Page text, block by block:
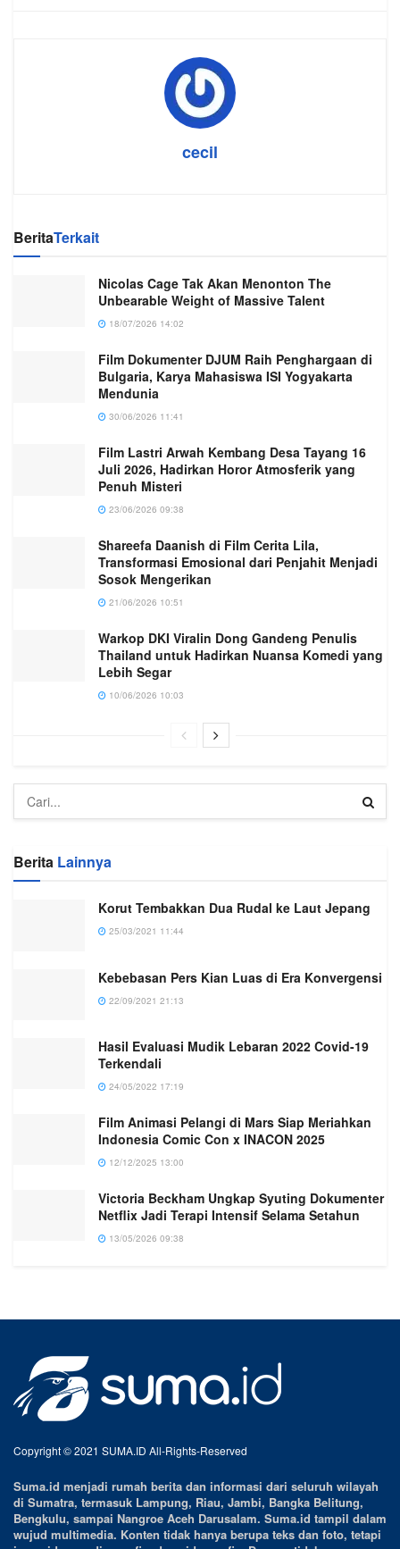
cecil
BeritaTerkait
Nicolas Cage Tak Akan Menonton The
Unbearable Weight of Massive Talent
18/07/2026 14:02
Film Dokumenter DJUM Raih Penghargaan di
Bulgaria, Karya Mahasiswa ISI Yogyakarta
Mendunia
30/06/2026 11:41
Film Lastri Arwah Kembang Desa Tayang 16
Juli 2026, Hadirkan Horor Atmosferik yang
Penuh Misteri
23/06/2026 09:38
Shareefa Daanish di Film Cerita Lila,
Transformasi Emosional dari Penjahit Menjadi
Sosok Mengerikan
21/06/2026 10:51
Warkop DKI Viralin Dong Gandeng Penulis
Thailand untuk Hadirkan Nuansa Komedi yang
Lebih Segar
10/06/2026 10:03
Berita Lainnya
Korut Tembakkan Dua Rudal ke Laut Jepang
25/03/2021 11:44
Kebebasan Pers Kian Luas di Era Konvergensi
22/09/2021 21:13
Hasil Evaluasi Mudik Lebaran 2022 Covid-19
Terkendali
24/05/2022 17:19
Film Animasi Pelangi di Mars Siap Meriahkan
Indonesia Comic Con x INACON 2025
12/12/2025 13:00
Victoria Beckham Ungkap Syuting Dokumenter
Netflix Jadi Terapi Intensif Selama Setahun
13/05/2026 09:38
Copyright © 2021 SUMA.ID All-Rights-Reserved
Suma.id menjadi rumah berita dan informasi dari seluruh wilayah
di Sumatra, termasuk Lampung, Riau, Jambi, Bangka Belitung,
Bengkulu, sampai Nangroe Aceh Darusalam. Suma.id tampil dalam
wujud multimedia. Konten tidak hanya berupa teks dan foto, tetapi